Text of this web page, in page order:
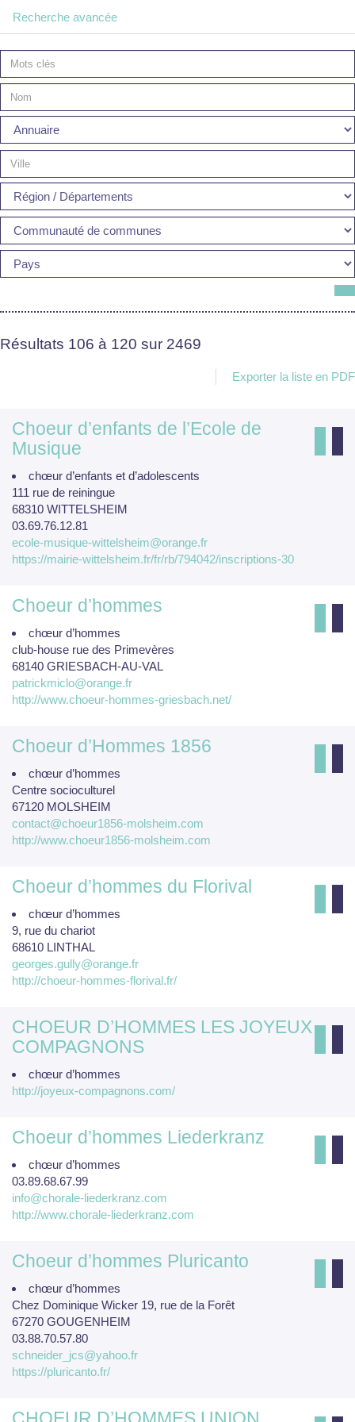
Recherche avancée
Résultats 106 à 120 sur 2469
Exporter la liste en PDF
Choeur d’enfants de l’Ecole de
Musique
chœur d’enfants et d’adolescents
111 rue de reiningue
68310 WITTELSHEIM
03.69.76.12.81
ecole-musique-wittelsheim@orange.fr
https://mairie-wittelsheim.fr/fr/rb/794042/inscriptions-30
Choeur d’hommes
chœur d’hommes
club-house rue des Primevères
68140 GRIESBACH-AU-VAL
patrickmiclo@orange.fr
http://www.choeur-hommes-griesbach.net/
Choeur d’Hommes 1856
chœur d’hommes
Centre socioculturel
67120 MOLSHEIM
contact@choeur1856-molsheim.com
http://www.choeur1856-molsheim.com
Choeur d’hommes du Florival
chœur d’hommes
9, rue du chariot
68610 LINTHAL
georges.gully@orange.fr
http://choeur-hommes-florival.fr/
CHOEUR D’HOMMES LES JOYEUX
COMPAGNONS
chœur d’hommes
http://joyeux-compagnons.com/
Choeur d’hommes Liederkranz
chœur d’hommes
03.89.68.67.99
info@chorale-liederkranz.com
http://www.chorale-liederkranz.com
Choeur d’hommes Pluricanto
chœur d’hommes
Chez Dominique Wicker 19, rue de la Forêt
67270 GOUGENHEIM
03.88.70.57.80
schneider_jcs@yahoo.fr
https://pluricanto.fr/